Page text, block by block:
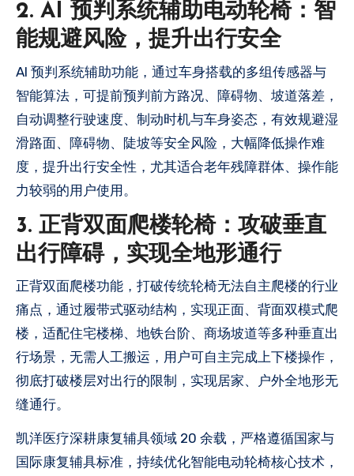
2. AI 预判系统辅助电动轮椅：智
能规避风险，提升出行安全
AI 预判系统辅助功能，通过车身搭载的多组传感器与
智能算法，可提前预判前方路况、障碍物、坡道落差，
自动调整行驶速度、制动时机与车身姿态，有效规避湿
滑路面、障碍物、陡坡等安全风险，大幅降低操作难
度，提升出行安全性，尤其适合老年残障群体、操作能
力较弱的用户使用。
3. 正背双面爬楼轮椅：攻破垂直
出行障碍，实现全地形通行
正背双面爬楼功能，打破传统轮椅无法自主爬楼的行业
痛点，通过履带式驱动结构，实现正面、背面双模式爬
楼，适配住宅楼梯、地铁台阶、商场坡道等多种垂直出
行场景，无需人工搬运，用户可自主完成上下楼操作，
彻底打破楼层对出行的限制，实现居家、户外全地形无
缝通行。
凯洋医疗深耕康复辅具领域 20 余载，严格遵循国家与
国际康复辅具标准，持续优化智能电动轮椅核心技术，